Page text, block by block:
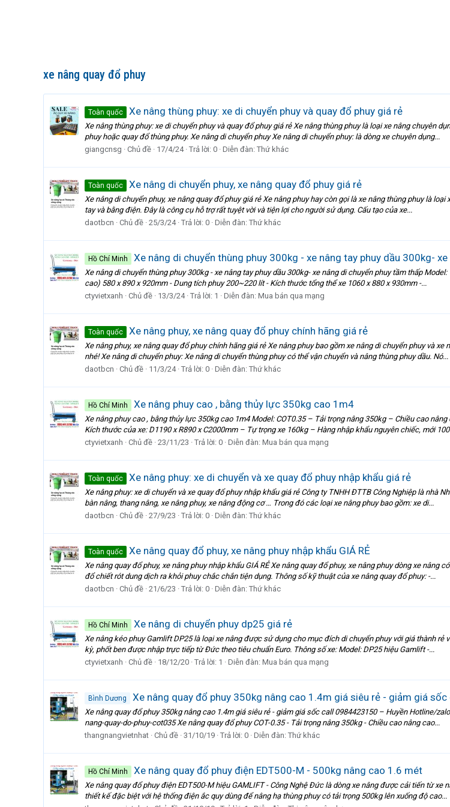
xe nâng quay đổ phuy
Toàn quốc Xe nâng thùng phuy: xe di chuyển phuy và quay đổ phuy giá rẻ
Xe nâng thùng phuy: xe di chuyển phuy và quay đổ phuy giá rẻ Xe nâng thùng phuy là loại xe nâng chuyên
phuy hoặc quay đổ thùng phuy. Xe nâng di chuyển phuy Xe nâng di chuyển phuy: là dòng xe chuyên dụng...
giangcnsg
Chủ đề 17/4/24 Trả lời: 0 Diễn đàn: Thứ khác
Toàn quốc Xe nâng di chuyển phuy, xe nâng quay đổ phuy giá rẻ
Xe nâng di chuyển phuy, xe nâng quay đổ phuy giá rẻ Xe nâng phuy hay còn gọi là xe nâng thùng phuy là
tay và bằng điện. Đây là công cụ hỗ trợ rất tuyệt vời và tiện lợi cho người sử dụng. Cấu tạo của xe...
daotbcn
Chủ đề 25/3/24 Trả lời: 0 Diễn đàn: Thứ khác
Hồ Chí Minh Xe nâng di chuyển thùng phuy 300kg - xe nâng tay phuy dầu 300kg-
Xe nâng di chuyển thùng phuy 300kg - xe nâng tay phuy dầu 300kg- xe nâng di chuyển phuy tầm thấp
cao) 580 x 890 x 920mm - Dung tích phuy 200~220 lít - Kích thước tổng thể xe 1060 x 880 x 930mm -...
ctyvietxanh
Chủ đề 13/3/24 Trả lời: 1 Diễn đàn: Mua bán qua mạng
Toàn quốc Xe nâng phuy, xe nâng quay đổ phuy chính hãng giá rẻ
Xe nâng phuy, xe nâng quay đổ phuy chính hãng giá rẻ Xe nâng phuy bao gồm xe nâng di chuyển phuy và
nhé! Xe nâng di chuyển phuy: Xe nâng di chuyển thùng phuy có thể vận chuyển và nâng thùng phuy dầu. Nó...
daotbcn
Chủ đề 11/3/24 Trả lời: 0 Diễn đàn: Thứ khác
Hồ Chí Minh Xe nâng phuy cao , bằng thủy lực 350kg cao 1m4
Xe nâng phuy cao , bằng thủy lực 350kg cao 1m4 Model: COT0.35 – Tải trọng nâng 350kg – Chiều cao
Kích thước của xe: D1190 x R890 x C2000mm – Tự trọng xe 160kg – Hàng nhập khẩu nguyên chiếc, mới
ctyvietxanh
Chủ đề 23/11/23 Trả lời: 0 Diễn đàn: Mua bán qua mạng
Toàn quốc Xe nâng phuy: xe di chuyển và xe quay đổ phuy nhập khẩu giá rẻ
Xe nâng phuy: xe di chuyển và xe quay đổ phuy nhập khẩu giá rẻ Công ty TNHH ĐTTB Công Nghiệp là nhà
bàn nâng, thang nâng, xe nâng phuy, xe nâng động cơ … Trong đó các loại xe nâng phuy bao gồm: xe di...
daotbcn
Chủ đề 27/9/23 Trả lời: 0 Diễn đàn: Thứ khác
Toàn quốc Xe nâng quay đổ phuy, xe nâng phuy nhập khẩu GIÁ RẺ
Xe nâng quay đổ phuy, xe nâng phuy nhập khẩu GIÁ RẺ Xe nâng quay đổ phuy, xe nâng phuy dòng xe
đổ chiết rót dung dịch ra khỏi phuy chắc chắn tiện dụng. Thông số kỹ thuật của xe nâng quay đổ phuy: -...
daotbcn
Chủ đề 21/6/23 Trả lời: 0 Diễn đàn: Thứ khác
Hồ Chí Minh Xe nâng di chuyển phuy dp25 giá rẻ
Xe nâng kéo phuy Gamlift DP25 là loại xe nâng được sử dụng cho mục đích di chuyển phuy với giá thành
kỳ, phốt ben được nhập trực tiếp từ Đức theo tiêu chuẩn Euro. Thông số xe: Model: DP25 hiệu Gamlift -...
ctyvietxanh
Chủ đề 18/12/20 Trả lời: 1 Diễn đàn: Mua bán qua mạng
Bình Dương Xe nâng quay đổ phuy 350kg nâng cao 1.4m giá siêu rẻ - giảm giá
Xe nâng quay đổ phuy 350kg nâng cao 1.4m giá siêu rẻ - giảm giá sốc call 0984423150 – Huyền Hotline/
nang-quay-do-phuy-cot035 Xe nâng quay đổ phuy COT-0.35 - Tải trọng nâng 350kg - Chiều cao nâng cao...
thangnangvietnhat Chủ đề 31/10/19 Trả lời: 0 Diễn đàn: Thứ khác
Hồ Chí Minh Xe nâng quay đổ phuy điện EDT500-M - 500kg nâng cao 1.6 mét
Xe nâng quay đổ phuy điện EDT500-M hiệu GAMLIFT - Công Nghệ Đức là dòng xe nâng được cải tiến từ
thiết kế đặc biệt với hệ thống điện ắc quy dùng để nâng hạ thùng phuy có tải trọng 500kg lên xuống độ cao...